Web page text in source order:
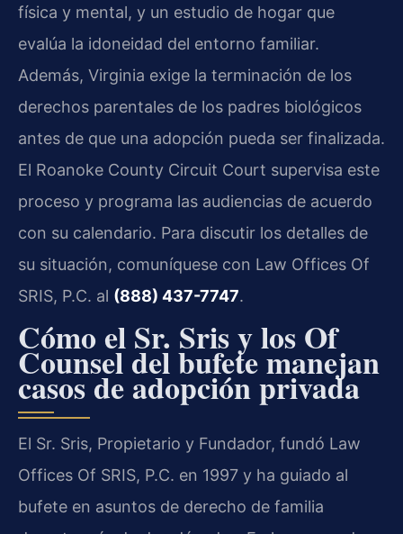
física y mental, y un estudio de hogar que
evalúa la idoneidad del entorno familiar.
Además, Virginia exige la terminación de los
derechos parentales de los padres biológicos
antes de que una adopción pueda ser finalizada.
El Roanoke County Circuit Court supervisa este
proceso y programa las audiencias de acuerdo
con su calendario. Para discutir los detalles de
su situación, comuníquese con Law Offices Of
SRIS, P.C. al (888) 437-7747.
Cómo el Sr. Sris y los Of
Counsel del bufete manejan
casos de adopción privada
El Sr. Sris, Propietario y Fundador, fundó Law
Offices Of SRIS, P.C. en 1997 y ha guiado al
bufete en asuntos de derecho de familia